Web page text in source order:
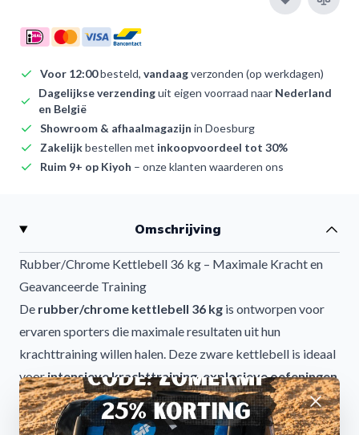
Voor 12:00besteld, vandaagverzonden (op werkdagen)
Dagelijkse verzendinguit eigen voorraad naar Nederland
en België
Showroom & afhaalmagazijn in Doesburg
Zakelijkbestellen met inkoopvoordeel tot 30%
Ruim 9+ op Kiyoh – onze klanten waarderen ons
Omschrijving
Rubber/Chrome Kettlebell 36 kg – Maximale Kracht en
Geavanceerde Training
De rubber/chrome kettlebell 36 kg is ontworpen voor
ervaren sporters die maximale resultaten uit hun
krachttraining willen halen. Deze zware kettlebell is ideaal
voorintensieve krachttraining, explosieve oefeningen
en functionele workoutsop hoog niveau.
Dankzij de combinatie van een stevige rubbercoating en
Afwijzen